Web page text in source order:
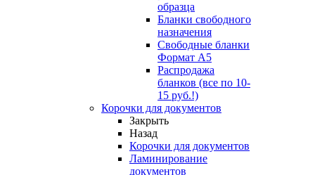
образца
Бланки свободного
назначения
Свободные бланки
Формат А5
Распродажа
бланков (все по 10-
15 руб.!)
Корочки для документов
Закрыть
Назад
Корочки для документов
Ламинирование
документов